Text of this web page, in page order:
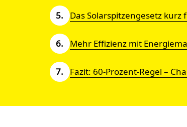
Das Solar­spitzen­gesetz kurz
Mehr Effizienz mit
Fazit: 60-Prozent-Regel –